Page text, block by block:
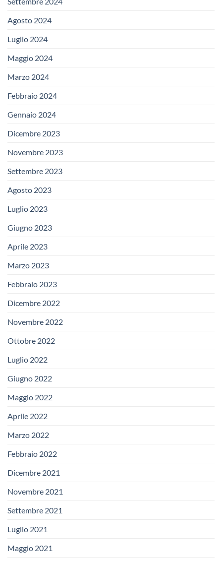
Agosto 2024
Luglio 2024
Maggio 2024
Marzo 2024
Febbraio 2024
Gennaio 2024
Dicembre 2023
Novembre 2023
Settembre 2023
Agosto 2023
Luglio 2023
Giugno 2023
Aprile 2023
Marzo 2023
Febbraio 2023
Dicembre 2022
Novembre 2022
Ottobre 2022
Luglio 2022
Giugno 2022
Maggio 2022
Aprile 2022
Marzo 2022
Febbraio 2022
Dicembre 2021
Novembre 2021
Settembre 2021
Luglio 2021
Maggio 2021